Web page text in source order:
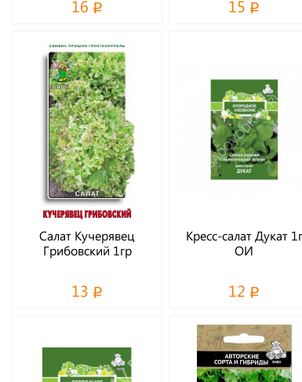
16 15
Салат Кучерявец
Грибовский 1гр
13
Кресс-салат Дукат 1г
ОИ
12